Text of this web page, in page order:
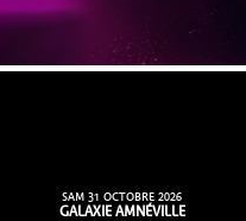
SAM 31 OCTOBRE 2026
GALAXIE AMNÉVILLE